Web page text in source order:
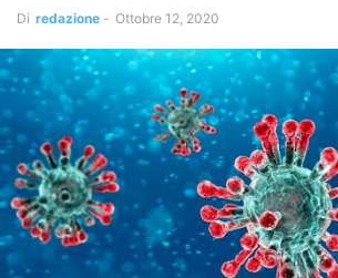
Di redazione - Ottobre 12, 2020